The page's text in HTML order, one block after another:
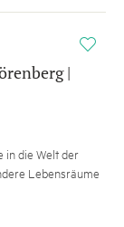
i
|
in die Welt der
Lebensräume